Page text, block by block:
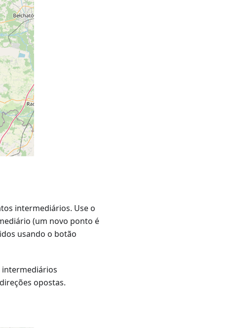
intermediários. Use o
(um novo ponto é
usando o botão
opostas.